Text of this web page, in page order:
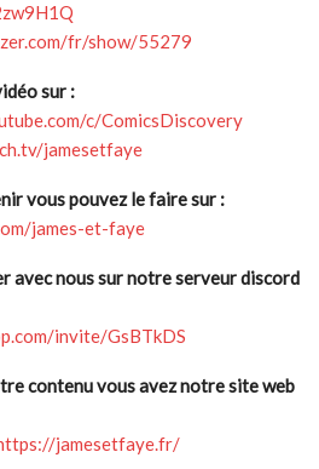
fr/show/55279
sur :
c/ComicsDiscovery
jamesetfaye
vous pouvez le faire sur :
james-et-faye
avec nous sur notre serveur discord
invite/GsBTkDS
contenu vous avez notre site web
jamesetfaye.fr/